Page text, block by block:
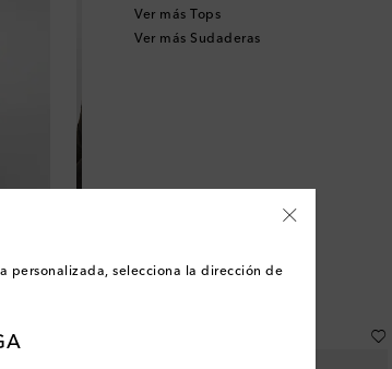
Ver más Tops
Ver más Sudaderas
personalizada, selecciona la dirección de